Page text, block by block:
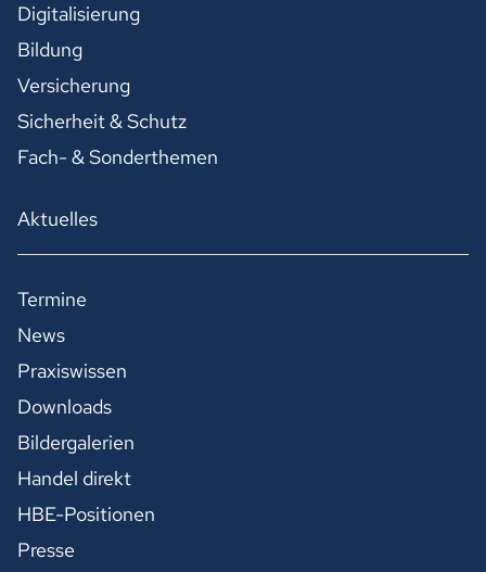
Digitalisierung
Bildung
Versicherung
Sicherheit & Schutz
Fach- & Sonderthemen
Aktuelles
Termine
News
Praxiswissen
Downloads
Bildergalerien
Handel direkt
HBE-Positionen
Presse